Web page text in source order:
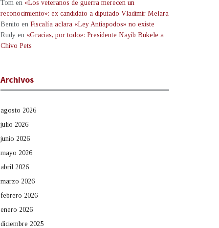
Tom en «Los veteranos de guerra merecen un
reconocimiento»: ex candidato a diputado Vladimir Melara
Benito en Fiscalía aclara «Ley Antiapodos» no existe
Rudy en «Gracias, por todo»: Presidente Nayib Bukele a
Chivo Pets
Archivos
agosto 2026
julio 2026
junio 2026
mayo 2026
abril 2026
marzo 2026
febrero 2026
enero 2026
diciembre 2025